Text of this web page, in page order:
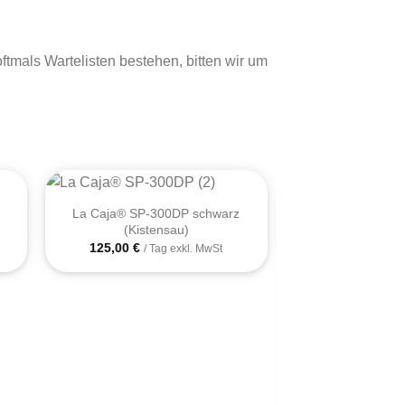
Wartelisten bestehen, bitten wir um
La Caja® SP-300DP schwarz
(Kistensau)
125,00€ / Tag exkl. MwSt